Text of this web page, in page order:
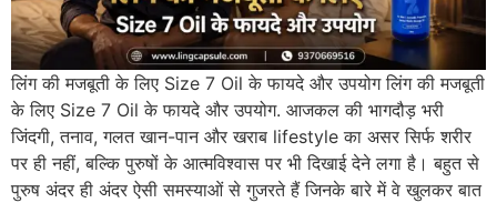
लिंग की मजबूती के लिए Size 7 Oil के फायदे और उपयोग लिंग की मजबूती
के लिए Size 7 Oil के फायदे और उपयोग. आजकल की भागदौड़ भरी
जिंदगी, तनाव, गलत खान-पान और खराब lifestyle का असर सिर्फ शरीर
पर ही नहीं, बल्कि पुरुषों के आत्मविश्वास पर भी दिखाई देने लगा है। बहुत से
पुरुष अंदर ही अंदर ऐसी समस्याओं से गुजरते हैं जिनके बारे में वे खुलकर बात